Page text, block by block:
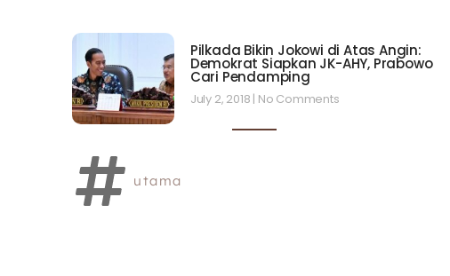
Pilkada Bikin Jokowi di Atas Angin:
Demokrat Siapkan JK-AHY, Prabowo
Cari Pendamping
July 2, 2018 No Comments
utama